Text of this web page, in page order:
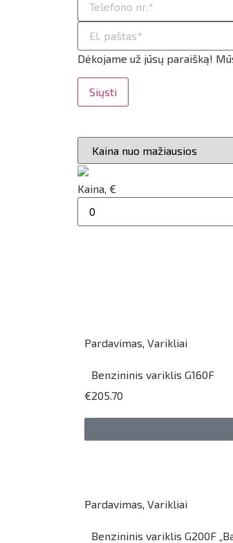
Dėkojame už jūsų paraišką!
Siųsti
Kaina, €
Pardavimas Varikliai
Benzininis variklis G160F
€205.70
Pardavimas Varikliai
Benzininis variklis G200F